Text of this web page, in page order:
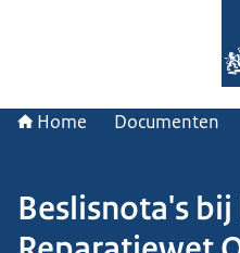
Home Documenten
Beslisnota's